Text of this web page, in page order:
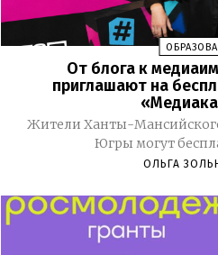
От блога к
приглашают на
Жители Ханты-
Югры могут
ОЛЬГА